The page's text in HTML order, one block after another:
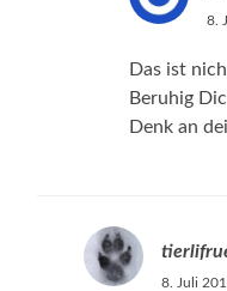
8.
Das ist
Beruhig
Denk an
8. Juli